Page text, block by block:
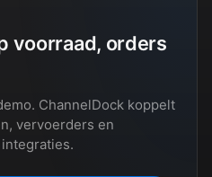
voorraad, orders
ChannelDock koppelt
vervoerders en